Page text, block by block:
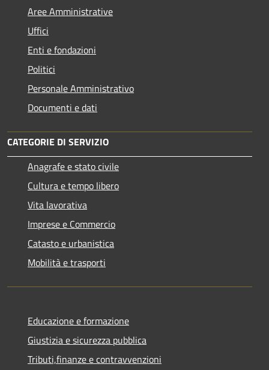
Aree Amministrative
Uffici
Enti e fondazioni
Politici
Personale Amministrativo
Documenti e dati
CATEGORIE DI SERVIZIO
Anagrafe e stato civile
Cultura e tempo libero
Vita lavorativa
Imprese e Commercio
Catasto e urbanistica
Mobilità e trasporti
Educazione e formazione
Giustizia e sicurezza pubblica
Tributi,finanze e contravvenzioni